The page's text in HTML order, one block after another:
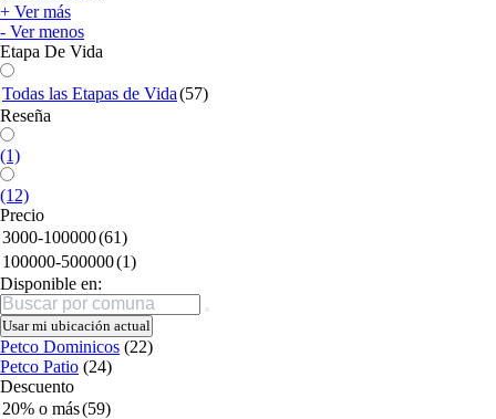
+ Ver más
- Ver menos
Etapa De Vida
Todas las Etapas de Vida(57)
Reseña
(1)
(12)
Precio
3000-100000(61)
100000-500000(1)
Disponible en:
Buscar
Usar mi ubicación actual
Petco Dominicos (22)
Petco Patio (24)
Descuento
20% o más(59)